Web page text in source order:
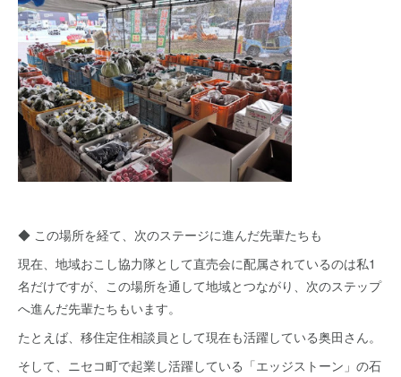
◆ この場所を経て、次のステージに進んだ先輩たちも
現在、地域おこし協力隊として直売会に配属されているのは私1
名だけですが、この場所を通して地域とつながり、次のステップ
へ進んだ先輩たちもいます。
たとえば、移住定住相談員として現在も活躍している奥田さん。
そして、ニセコ町で起業し活躍している「エッジストーン」の石